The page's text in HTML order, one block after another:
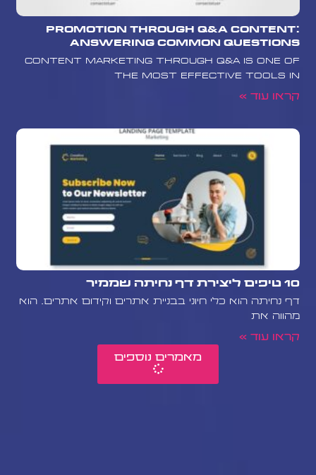
Promotion Through Q&A Content:
Answering Common Questions
Content marketing through Q&A is one of
the most effective tools in
קראו עוד »
10 טיפים ליצירת דף נחיתה שממיר
דף נחיתה הוא כלי חיוני בבניית אתרים וקידום אתרים. הוא
מהווה את
קראו עוד »
מאמרים נוספים